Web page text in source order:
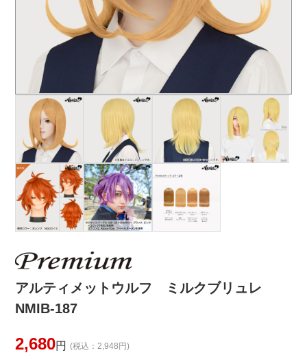
アルティメットウルフ ミルクブリュレ
NMIB-187
2,680円 (税込：2,948円)